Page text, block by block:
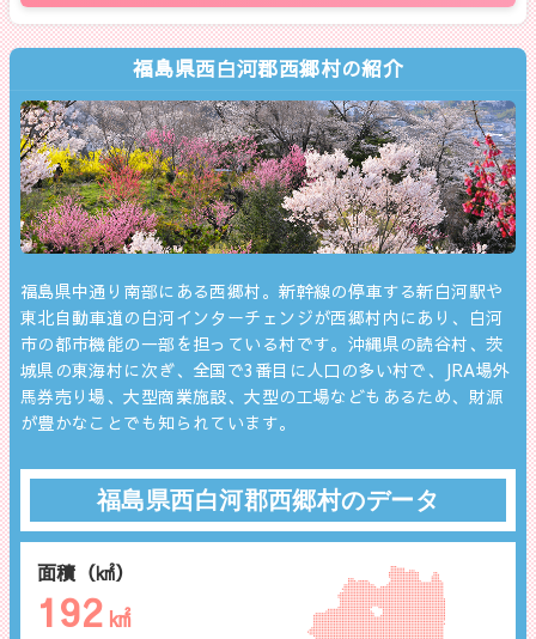
福島県西白河郡西郷村の紹介
福島県中通り南部にある西郷村。新幹線の停車する新白河駅や
東北自動車道の白河インターチェンジが西郷村内にあり、白河
市の都市機能の一部を担っている村です。沖縄県の読谷村、茨
城県の東海村に次ぎ、全国で3番目に人口の多い村で、JRA場外
馬券売り場、大型商業施設、大型の工場などもあるため、財源
が豊かなことでも知られています。
面積（㎢）
192 ㎢
福島県西白河郡西郷村のデータ